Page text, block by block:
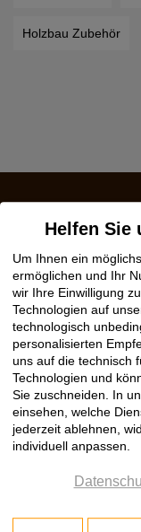
Holzbau Zubehör
Jetzt zum
Newsletter
Das Neueste
AGB
Helfen Sie
Um Ihnen ein
ermöglichen und Ihr
wir Ihre Einwilligung
Technologien auf
technologisch
personalisierten
uns auf die technisch
Technologien und
Sie zuschneiden. In
einsehen, welche
jederzeit ablehnen,
individuell anpassen.